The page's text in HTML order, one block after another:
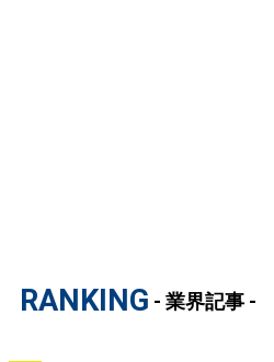
RANKING - 業界記事 -